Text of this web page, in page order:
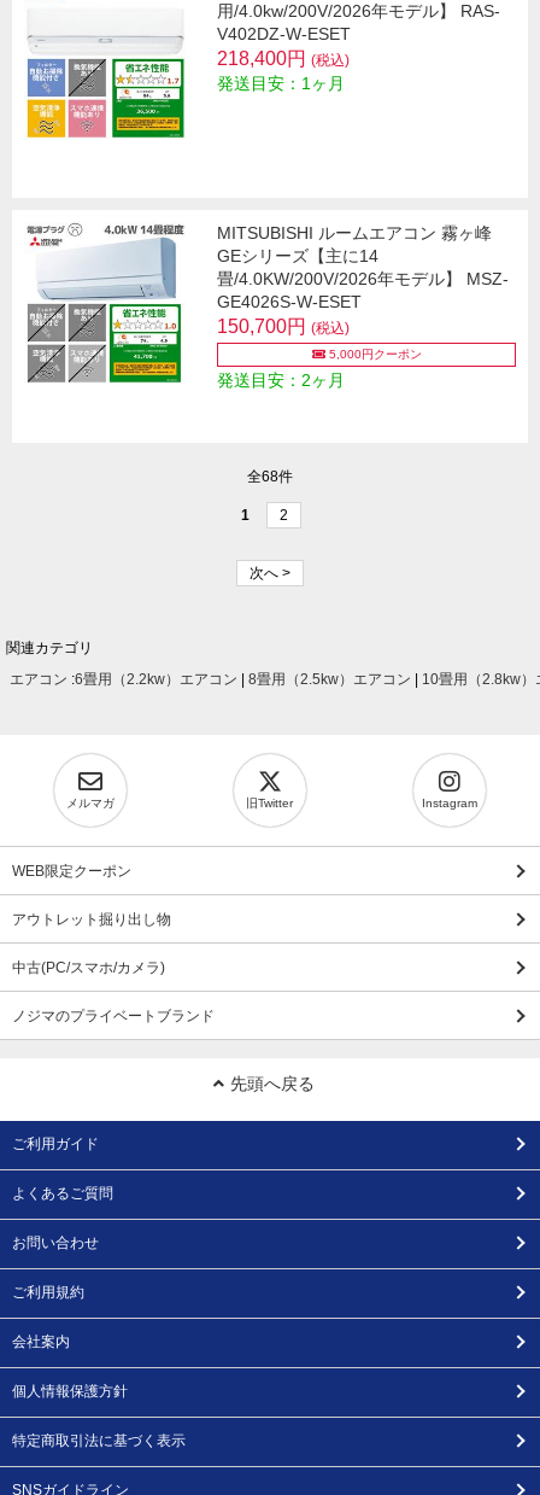
用/4.0kw/200V/2026年モデル】 RAS-
V402DZ-W-ESET
218,400円 (税込)
発送目安：1ヶ月
MITSUBISHI ルームエアコン 霧ヶ峰
GEシリーズ【主に14
畳/4.0KW/200V/2026年モデル】 MSZ-
GE4026S-W-ESET
150,700円 (税込)
5,000円クーポン
発送目安：2ヶ月
全68件
1 2
次へ >
関連カテゴリ
エアコン :6畳用（2.2kw）エアコン 8畳用（2.5kw）エアコン 10畳用（2.8kw）
メルマガ 旧Twitter Instagram
WEB限定クーポン
アウトレット掘り出し物
中古(PC/スマホ/カメラ)
ノジマのプライベートブランド
先頭へ戻る
ご利用ガイド
よくあるご質問
お問い合わせ
ご利用規約
会社案内
個人情報保護方針
特定商取引法に基づく表示
SNSガイドライン